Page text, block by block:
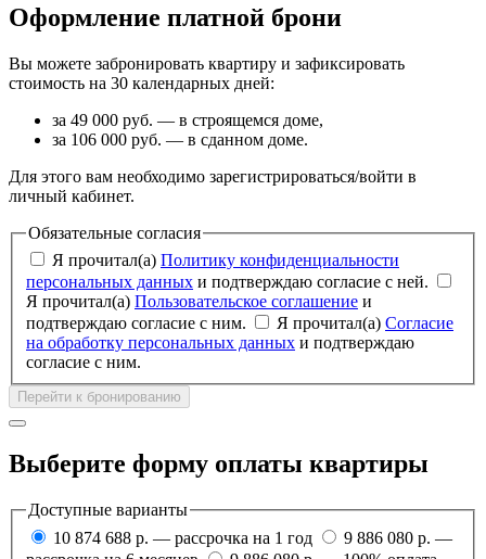
Оформление платной брони
Вы можете забронировать квартиру и зафиксировать
стоимость на 30 календарных дней:
за 49 000 руб. — в строящемся доме,
за 106 000 руб. — в сданном доме.
Для этого вам необходимо зарегистрироваться/войти в
личный кабинет.
Обязательные согласия
Я прочитал(а) Политику конфиденциальности
персональных данных и подтверждаю согласие с ней.
Я прочитал(а) Пользовательское соглашение
подтверждаю согласие с ним.
Я прочитал(а) Согласие
на обработку персональных данных
согласие с ним.
Перейти к бронированию
Выберите форму оплаты квартиры
Доступные варианты
10 874 688 р. — рассрочка на 1 год
9 886 080 р. —